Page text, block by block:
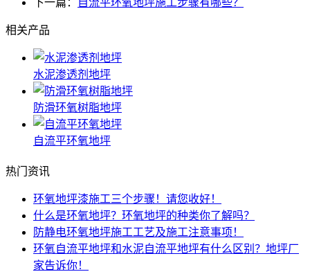
下一篇：
自流平环氧地坪施工步骤有哪些？
相关产品
水泥渗透剂地坪
防滑环氧树脂地坪
自流平环氧地坪
热门资讯
环氧地坪漆施工三个步骤！请您收好！
什么是环氧地坪？环氧地坪的种类你了解吗？
防静电环氧地坪施工工艺及施工注意事项！
环氧自流平地坪和水泥自流平地坪有什么区别？地坪厂
家告诉你！